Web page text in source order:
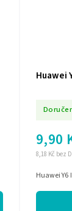
Huawei
8,18 Kč bez
9,90
Huawei Y6